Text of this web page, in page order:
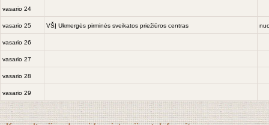
vasario 24
vasario 25 VŠĮ Ukmergės pirminės sveikatos priežiūros centras
vasario 26
vasario 27
vasario 28
vasario 29